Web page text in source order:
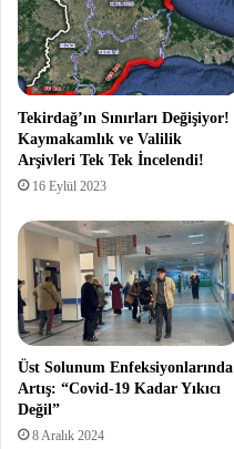
Tekirdağ’ın Sınırları Değişiyor!
Kaymakamlık ve Valilik
Arşivleri Tek Tek İncelendi!
16 Eylül 2023
Üst Solunum Enfeksiyonlarında
Artış: “Covid-19 Kadar Yıkıcı
Değil”
8 Aralık 2024